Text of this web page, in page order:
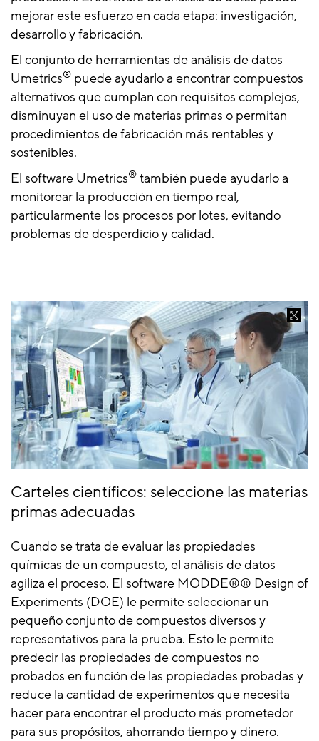
mejorar este esfuerzo en cada etapa: investigación,
desarrollo y fabricación.
El conjunto de herramientas de análisis de datos
Umetrics® puede ayudarlo a encontrar compuestos
alternativos que cumplan con requisitos complejos,
disminuyan el uso de materias primas o permitan
procedimientos de fabricación más rentables y
sostenibles.
El software Umetrics® también puede ayudarlo a
monitorear la producción en tiempo real,
particularmente los procesos por lotes, evitando
problemas de desperdicio y calidad.
Carteles científicos: seleccione las materias
primas adecuadas
Cuando se trata de evaluar las propiedades
químicas de un compuesto, el análisis de datos
agiliza el proceso. El software MODDE®® Design of
Experiments (DOE) le permite seleccionar un
pequeño conjunto de compuestos diversos y
representativos para la prueba. Esto le permite
predecir las propiedades de compuestos no
probados en función de las propiedades probadas y
reduce la cantidad de experimentos que necesita
hacer para encontrar el producto más prometedor
para sus propósitos, ahorrando tiempo y dinero.